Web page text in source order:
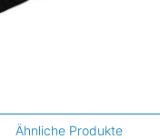
Ähnliche Produkte